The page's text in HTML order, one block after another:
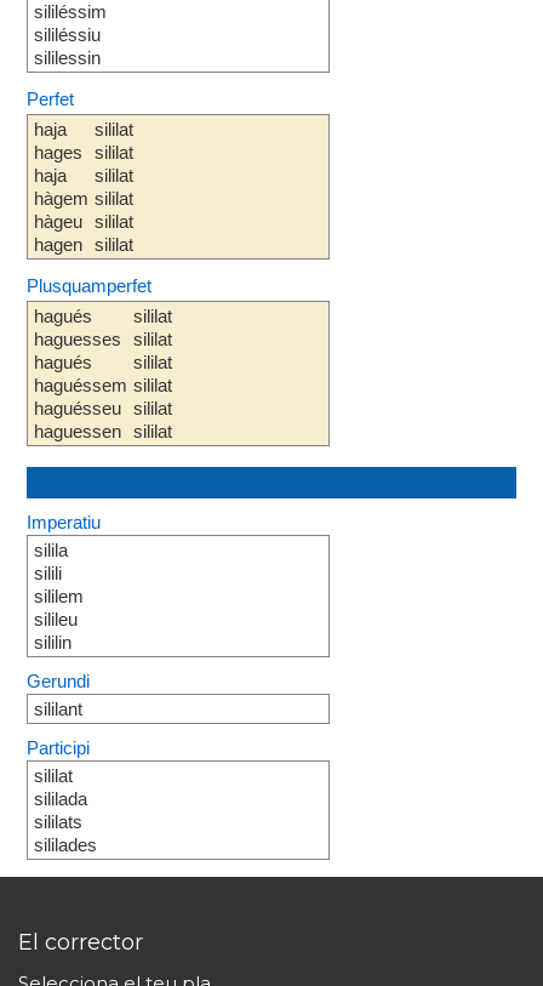
sililéssim
sililéssiu
sililessin
Perfet
haja
hages
haja
hàgem
hàgeu
hagen
sililat
sililat
sililat
sililat
sililat
sililat
Plusquamperfet
hagués
haguesses
hagués
haguéssem
haguésseu
haguessen
sililat
sililat
sililat
sililat
sililat
sililat
Imperatiu
silila
silili
sililem
silileu
sililin
Gerundi
sililant
Participi
sililat
sililada
sililats
sililades
El corrector